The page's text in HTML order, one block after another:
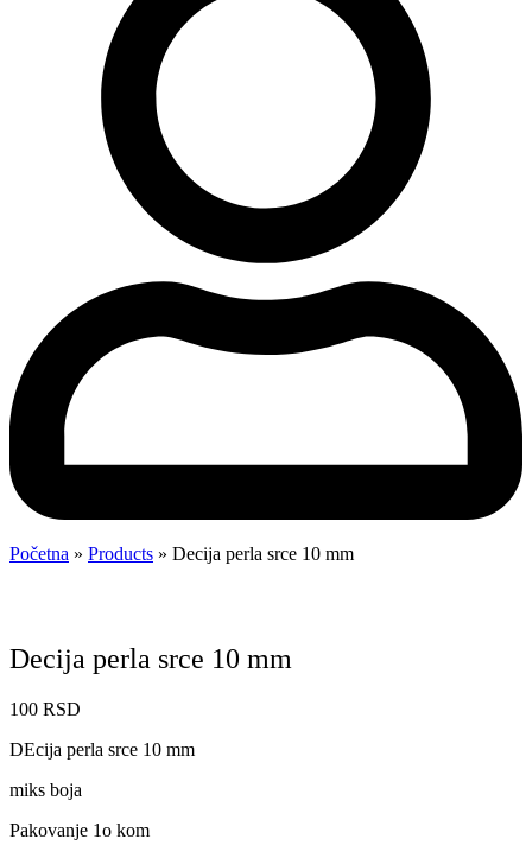
Početna » Products » Decija perla srce 10 mm
Decija perla srce 10 mm
100 RSD
DEcija perla srce 10 mm
miks boja
Pakovanje 1o kom